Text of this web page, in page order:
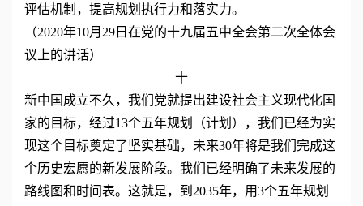
评估机制，提高规划执行力和落实力。
（2020年10月29日在党的十九届五中全会第二次全体会
议上的讲话）
十
新中国成立不久，我们党就提出建设社会主义现代化国
家的目标，经过13个五年规划（计划），我们已经为实
现这个目标奠定了坚实基础，未来30年将是我们完成这
个历史宏愿的新发展阶段。我们已经明确了未来发展的
路线图和时间表。这就是，到2035年，用3个五年规划